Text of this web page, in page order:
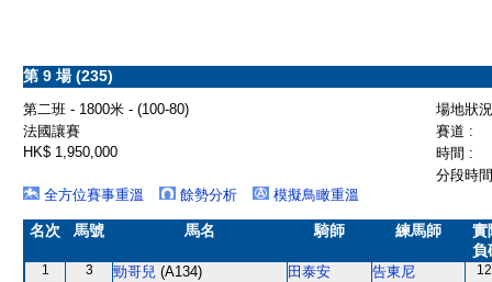
第 9 場 (235)
第二班 - 1800米 - (100-80)
場地狀
法國讓賽
賽道 :
HK$ 1,950,000
時間 :
分段時
全方位賽事重溫
餘勢分析 模擬鳥瞰重溫
名次 馬號 馬名 騎師 練馬師
實
負
1 3 勁哥兒 (A134) 田泰安 告東尼